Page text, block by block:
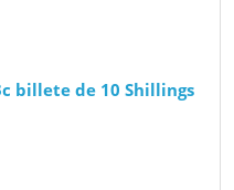
billete de 10 Shillings